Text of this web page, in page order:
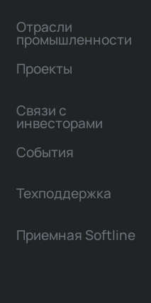
Отрасли
промышленности
Проекты
Связи с
инвесторами
События
Техподдержка
Приемная Softline